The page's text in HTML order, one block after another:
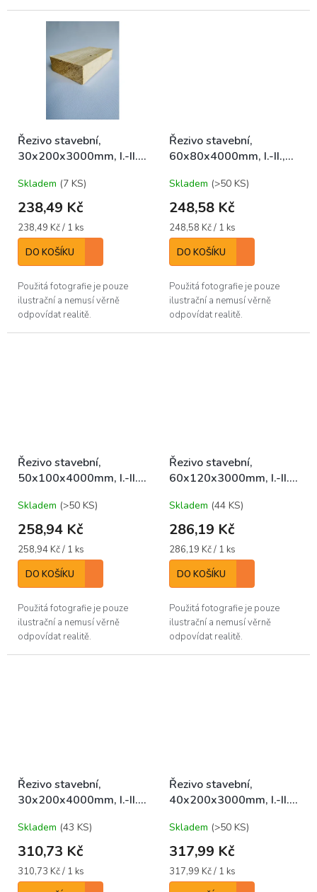
Řezivo stavební,
30x200x3000mm, I.-II.,
Skladem (7 KS)
238,49 Kč
Měrná
cena:
238,49 Kč / 1 ks
DO KOŠÍKU
Použitá fotografie je pouze
ilustrační a nemusí věrně
odpovídat realitě.
Řezivo stavební,
60x80x4000mm, I.-II.,
Skladem (>50 KS)
248,58 Kč
Měrná
cena:
248,58 Kč / 1 ks
DO KOŠÍKU
Použitá fotografie je pouze
ilustrační a nemusí věrně
odpovídat realitě.
Řezivo stavební,
50x100x4000mm, I.-II.,
Skladem (>50 KS)
258,94 Kč
Měrná
cena:
258,94 Kč / 1 ks
DO KOŠÍKU
Použitá fotografie je pouze
ilustrační a nemusí věrně
odpovídat realitě.
Řezivo stavební,
60x120x3000mm, I.-II.,
Skladem (44 KS)
286,19 Kč
Měrná
cena:
286,19 Kč / 1 ks
DO KOŠÍKU
Použitá fotografie je pouze
ilustrační a nemusí věrně
odpovídat realitě.
Řezivo stavební,
30x200x4000mm, I.-II.,
Skladem (43 KS)
310,73 Kč
Měrná
cena:
310,73 Kč / 1 ks
Řezivo stavební,
40x200x3000mm, I.-II.,
Skladem (>50 KS)
317,99 Kč
Měrná
cena:
317,99 Kč / 1 ks